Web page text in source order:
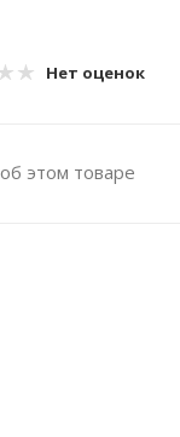
Нет оценок
этом товаре